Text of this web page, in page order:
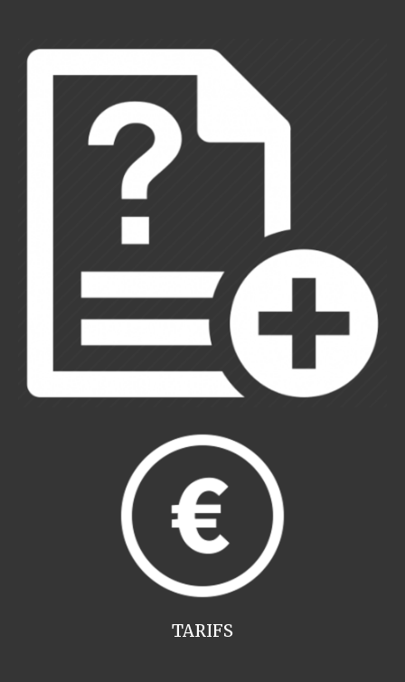
TARIFS